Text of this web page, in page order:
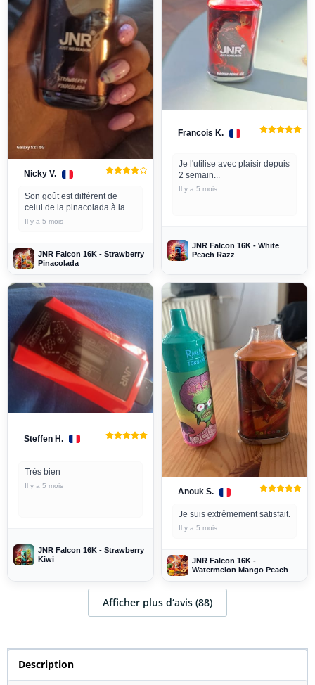
Nicky V.
Son goût est différent de
celui de la pinacolada à la
fraise de JNR Alien, mais ça
2 semain...
Il y a 5 mois
JNR Falcon 16K - Strawberry
Pinacolada
Francois K.
Je l'utilise avec plaisir depuis
2 semain...
Il y a 5 mois
JNR Falcon 16K - White
Peach Razz
Steffen H.
Très bien
Il y a 5 mois
JNR Falcon 16K - Strawberry
Kiwi
Anouk S.
Je suis extrêmement satisfait.
Il y a 5 mois
JNR Falcon 16K -
Watermelon Mango Peach
Afficher plus d‘avis (88)
Description